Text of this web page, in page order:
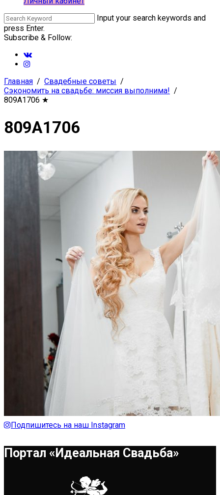
Input your search keywords and
press Enter.
Subscribe & Follow:
Главная
Свадебные советы
Сэкономить на свадьбе: миссия выполнима!
809A1706 ★
809A1706
Подпишитесь на наш Instagram
Портал «Идеальная Свадьба»